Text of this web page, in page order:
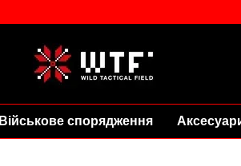
Військове спорядження